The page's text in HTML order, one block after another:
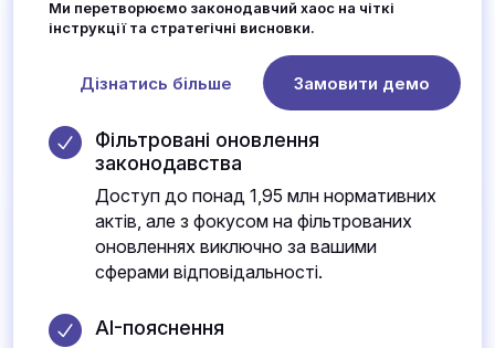
Ми перетворюємо законодавчий хаос на чіткі
інструкції та стратегічні висновки.
Дізнатись більше Замовити демо
Фільтровані оновлення
законодавства
Доступ до понад 1,95 млн нормативних
актів, але з фокусом на фільтрованих
оновленнях виключно за вашими
сферами відповідальності.
AI-пояснення